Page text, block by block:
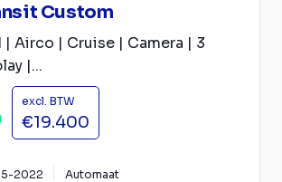
Custom
| Airco | Cruise | Camera | 3
|...
excl. BTW
€19.400
5-2022 Automaat